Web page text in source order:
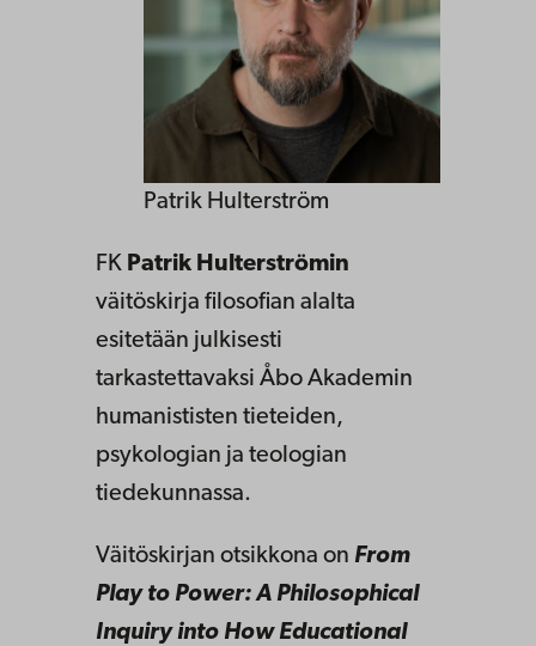
Patrik Hulterström
FK Patrik Hulterströmin
väitöskirja filosofian alalta
esitetään julkisesti
tarkastettavaksi Åbo Akademin
humanististen tieteiden,
psykologian ja teologian
tiedekunnassa.
Väitöskirjan otsikkona on From
Play to Power: A Philosophical
Inquiry into How Educational